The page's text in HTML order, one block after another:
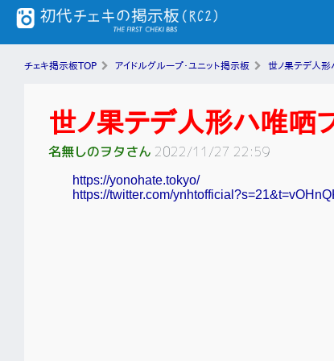
チェキ掲示板TOP アイドルグループ・ユニット掲示板 世ノ果テデ人形
世ノ果テデ人形ハ唯哂フ
名無しのヲタさん 2022/11/27 22:59
https://yonohate.tokyo/
https://twitter.com/